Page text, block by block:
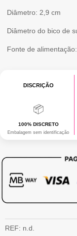
Diâmetro: 2,9 cm
Diâmetro do bico de
Fonte de
DISCRIÇÃO
📦
100% DISCRETO
Embalagem sem identificação
REF: n.d.